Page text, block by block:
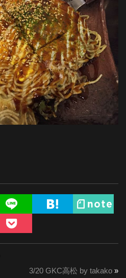
3/20 GKC高松 by takako »